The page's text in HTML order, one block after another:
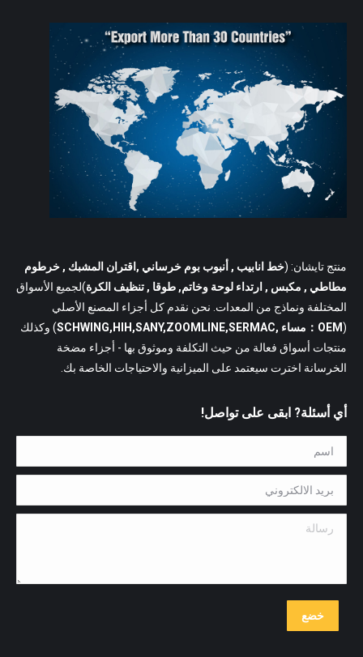
منتج تايشان: (خط انابيب , أنبوب بوم خرساني ,اقتران المشبك , خرطوم
مطاطي , مكبس , ارتداء لوحة وخاتم, طوقا , تنظيف الكرة)لجميع الأسواق
المختلفة ونماذج من المعدات. نحن نقدم كل أجزاء المصنع الأصلي
(OEM：مساء ,SCHWING,HIH,SANY,ZOOMLINE,SERMAC
) وكذلك
منتجات أسواق فعالة من حيث التكلفة وموثوق بها - أجزاء مضخة
الخرسانة اخترت سيعتمد على الميزانية والاحتياجات الخاصة بك.
أي أسئلة? ابقى على تواصل!
اسم *
بريد الالكتروني *
خضع